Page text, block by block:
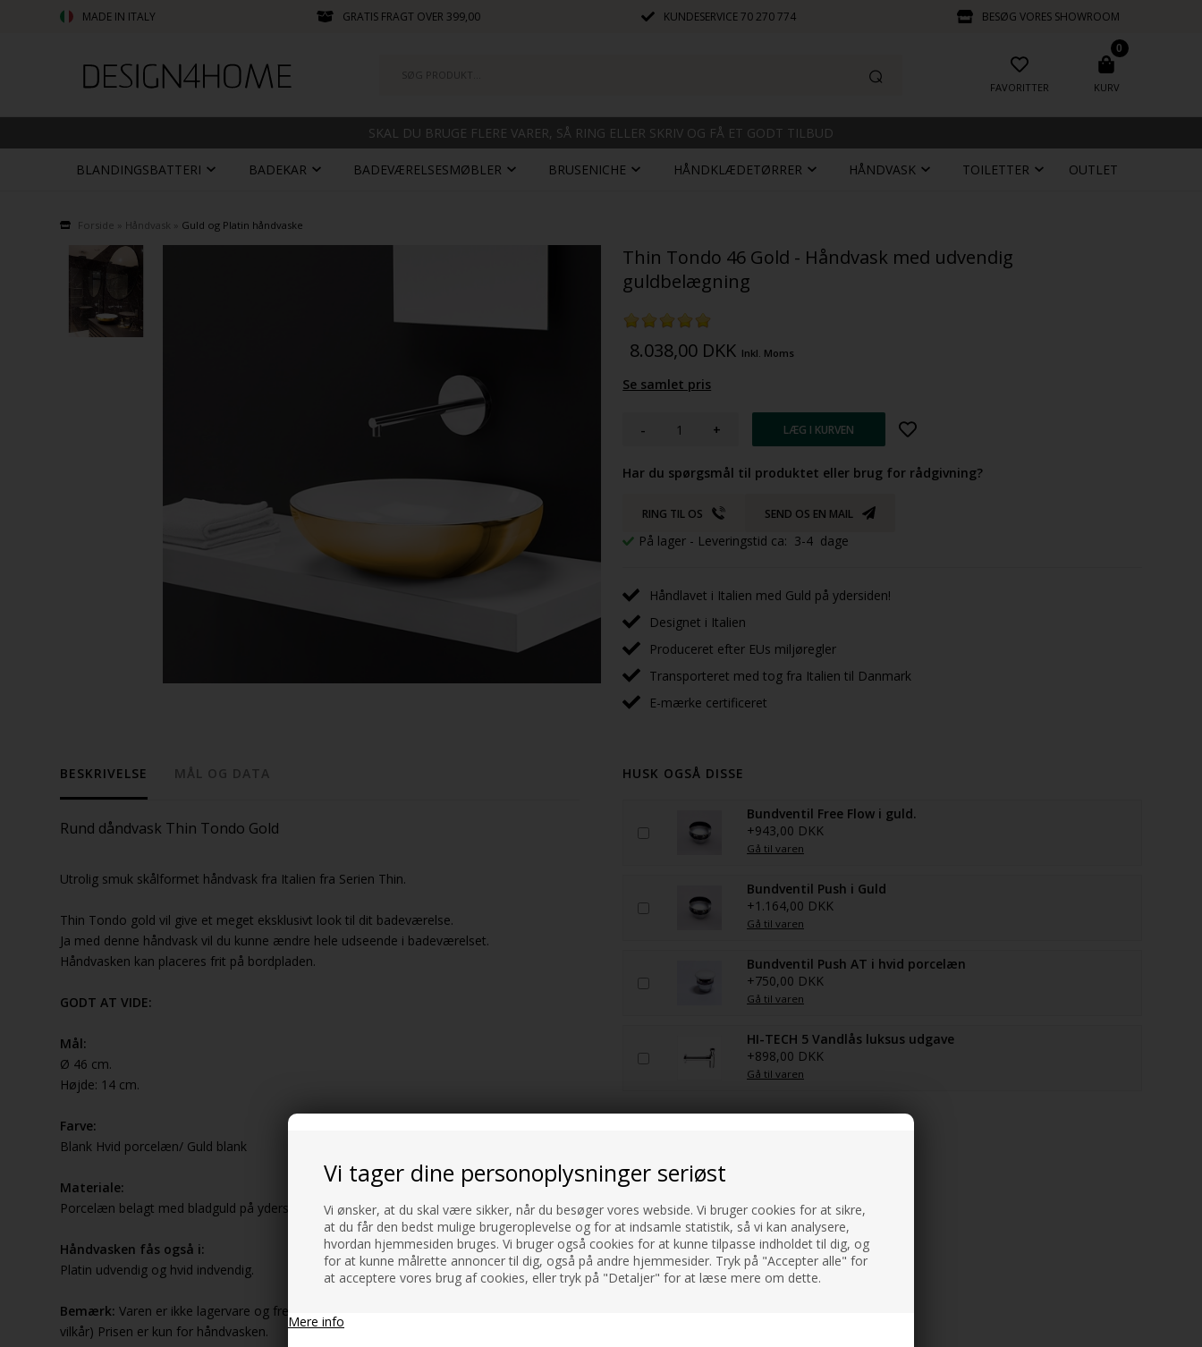
Vi tager dine personoplysninger seriøst
Vi ønsker, at du skal være sikker, når du besøger vores webside. Vi bruger cookies for at sikre,
at du får den bedst mulige brugeroplevelse og for at indsamle statistik, så vi kan analysere,
hvordan hjemmesiden bruges. Vi bruger også cookies for at kunne tilpasse indholdet til dig, og
for at kunne målrette annoncer til dig, også på andre hjemmesider. Tryk på "Accepter alle" for
at acceptere vores brug af cookies, eller tryk på "Detaljer" for at læse mere om dette.
Mere info
MADE IN ITALY GRATIS FRAGT OVER 399,00 KUNDESERVICE70 270 774 BESØG VORES SHOWROOM
FAVORITTER
0
KURV
SKAL DU BRUGE FLERE VARER, SÅ RING ELLER SKRIV OG FÅ ET GODT TILBUD
BLANDINGSBATTERI BADEKAR BADEVÆRELSESMØBLER BRUSENICHE HÅNDKLÆDETØRRER HÅNDVASK TOILETTER OUTLET
Forside Håndvask Guld og Platin håndvaske
Thin Tondo 46 Gold - Håndvask med udvendig
guldbelægning
8.038,00 DKK Inkl. Moms
Se samlet pris
- +
Har du spørgsmål til produktet eller brug for rådgivning?
RING TIL OS SEND OS EN MAIL
På lager - Leveringstid ca: 3-4 dage
Håndlavet i Italien med Guld på ydersiden!
Designet i Italien
Produceret efter EUs miljøregler
Transporteret med tog fra Italien til Danmark
E-mærke certificeret
BESKRIVELSE MÅL OG DATA
Rund dåndvask Thin Tondo Gold
Utrolig smuk skålformet håndvask fra Italien fra Serien Thin.
Thin Tondo gold vil give et meget eksklusivt look til dit badeværelse.
Ja med denne håndvask vil du kunne ændre hele udseende i badeværelset.
Håndvasken kan placeres frit på bordpladen.
GODT AT VIDE:
Mål:
Ø 46 cm.
Højde: 14 cm.
Farve:
Blank Hvid porcelæn/ Guld blank
Materiale:
Porcelæn belagt med bladguld på ydersiden
Håndvasken fås også i:
Platin udvendig og hvid indvendig.
Bemærk: Varen er ikke lagervare og fremstilles til hver kunde. (Se tilvirkningskøb under
vilkår) Prisen er kun for håndvasken.
HUSK OGSÅ DISSE
Bundventil Free Flow i guld.
+943,00 DKK
Gå til varen
Bundventil Push i Guld
+1.164,00 DKK
Gå til varen
Bundventil Push AT i hvid porcelæn
+750,00 DKK
Gå til varen
HI-TECH 5 Vandlås luksus udgave
+898,00 DKK
Gå til varen